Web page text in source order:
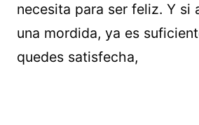
necesita para ser feliz. Y si
una mordida, ya es
quedes satisfecha,